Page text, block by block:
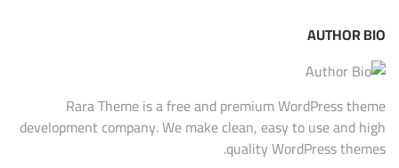
AUTHOR BIO
Rara Theme is a free and premium WordPress theme
development company. We make clean, easy to use and high
quality WordPress themes.